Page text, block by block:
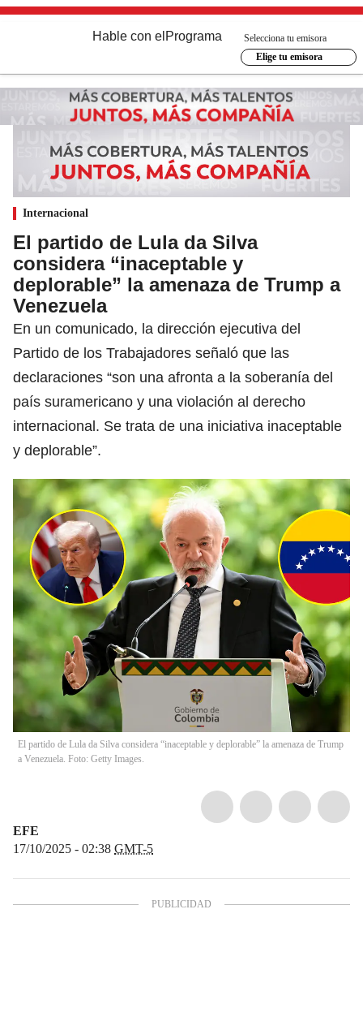
Hable con el Programa
Selecciona tu emisora
Elige tu emisora
Internacional
El partido de Lula da Silva
considera “inaceptable y
deplorable” la amenaza de Trump a
Venezuela
En un comunicado, la dirección ejecutiva del
Partido de los Trabajadores señaló que las
declaraciones “son una afronta a la soberanía del
país suramericano y una violación al derecho
internacional. Se trata de una iniciativa inaceptable
y deplorable”.
El partido de Lula da Silva considera “inaceptable y deplorable” la amenaza de Trump
a Venezuela. Foto: Getty Images.
EFE
17/10/2025 - 02:38 GMT-5